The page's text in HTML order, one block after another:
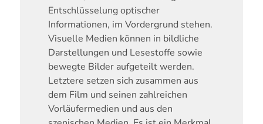
Entschlüsselung optischer
Informationen, im Vordergrund stehen.
Visuelle Medien können in bildliche
Darstellungen und Lesestoffe sowie
bewegte Bilder aufgeteilt werden.
Letztere setzen sich zusammen aus
dem Film und seinen zahlreichen
Vorläufermedien und aus den